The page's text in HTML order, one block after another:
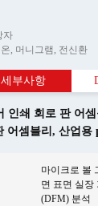
자
, 머니그램, 전신환
세부사항
인쇄 회로 판 어셈
어셈블리 , 산업용
마이크로 볼
면 표면 실장
(DFM) 분석